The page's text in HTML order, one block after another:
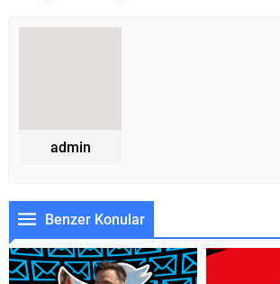
admin
Benzer Konular